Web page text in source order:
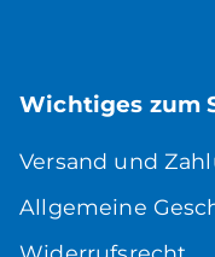
Wichtiges zum
Versand und
Allgemeine